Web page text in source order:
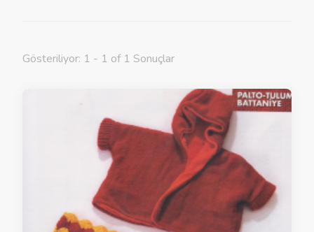
Gösteriliyor: 1 - 1 of 1 Sonuçlar